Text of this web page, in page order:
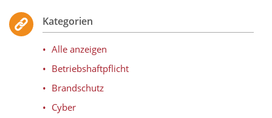
Kategorien
Alle anzeigen
Betriebshaftpflicht
Brandschutz
Cyber